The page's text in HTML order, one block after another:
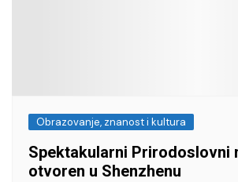
Obrazovanje, znanost i kultura
Spektakularni Prirodoslovni
otvoren u Shenzhenu